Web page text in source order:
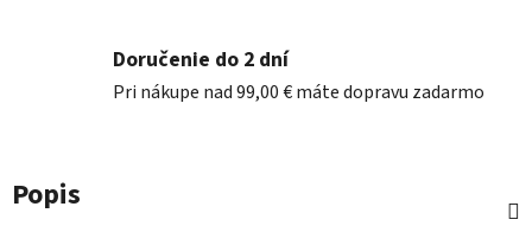
Doručenie do 2 dní
Pri nákupe nad 99,00 € máte dopravu zadarmo
Popis